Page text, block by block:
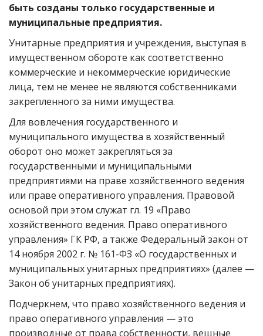
быть созданы только государственные и
муниципальные предприятия.
Унитарные предприятия и учреждения, выступая в
имущественном обороте как соответственно
коммерческие и некоммерческие юридические
лица, тем не менее не являются собственниками
закрепленного за ними имущества.
Для вовлечения государственного и
муниципального имущества в хозяйственный
оборот оно может закрепляться за
государственными и муниципальными
предприятиями на праве хозяйственного ведения
или праве оперативного управления. Правовой
основой при этом служат гл. 19 «Право
хозяйственного ведения. Право оперативного
управления» ГК РФ, а также Федеральный закон от
14 ноября 2002 г. № 161-ФЗ «О государственных и
муниципальных унитарных предприятиях» (далее —
Закон об унитарных предприятиях).
Подчеркнем, что право хозяйственного ведения и
право оперативного управления — это
производные от права собственности, вещные